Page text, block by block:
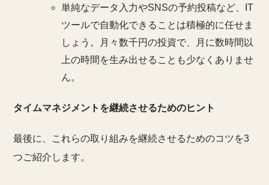
単純なデータ入力やSNSの予約投稿など、IT
ツールで自動化できることは積極的に任せま
しょう。月々数千円の投資で、月に数時間以
上の時間を生み出せることも少なくありませ
ん。
タイムマネジメントを継続させるためのヒント
最後に、これらの取り組みを継続させるためのコツを3
つご紹介します。